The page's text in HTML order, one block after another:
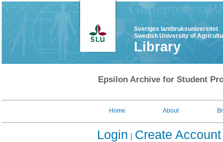
Sveriges lantbruksuniversitet
Swedish University of
Library
Epsilon Archive for Student
Home About
Login Create Account